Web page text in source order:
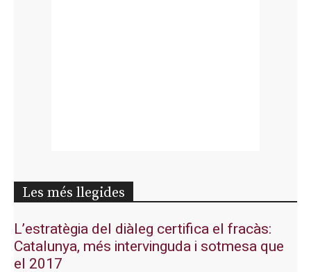
Les més llegides
L’estratègia del diàleg certifica el fracàs:
Catalunya, més intervinguda i sotmesa que
el 2017